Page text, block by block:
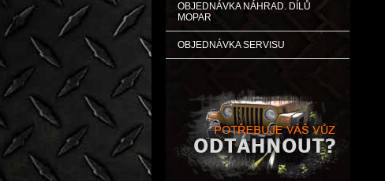
OBJEDNÁVKA NÁHRAD. DÍLŮ
MOPAR
OBJEDNÁVKA SERVISU